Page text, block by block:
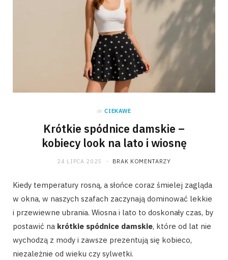
in CIEKAWE
Krótkie spódnice damskie –
kobiecy look na lato i wiosnę
24 LIPCA 2025 BRAK KOMENTARZY
Kiedy temperatury rosną, a słońce coraz śmielej zagląda
w okna, w naszych szafach zaczynają dominować lekkie
i przewiewne ubrania. Wiosna i lato to doskonały czas, by
postawić na krótkie spódnice damskie, które od lat nie
wychodzą z mody i zawsze prezentują się kobieco,
niezależnie od wieku czy sylwetki.